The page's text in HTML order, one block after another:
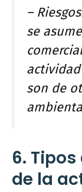
–
se
son de
6.
de la